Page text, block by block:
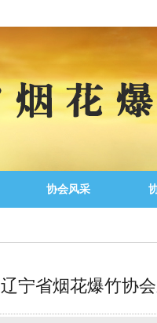
协会风采
辽宁省烟花爆竹协